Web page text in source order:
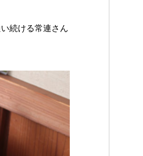
続ける常連さん